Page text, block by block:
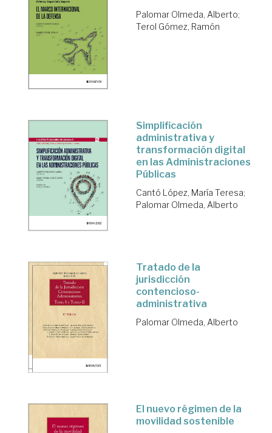
Palomar Olmeda, Alberto;
Terol Gómez, Ramón
Simplificación
administrativa y
transformación digital
en las Administraciones
Públicas
Cantó López, María Teresa;
Palomar Olmeda, Alberto
Tratado de la
jurisdicción
contencioso-
administrativa
Palomar Olmeda, Alberto
El nuevo régimen de la
movilidad sostenible